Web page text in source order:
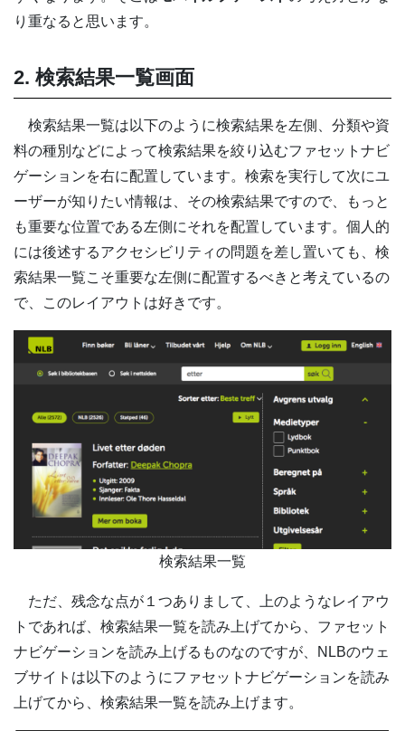
り重なると思います。
2. 検索結果一覧画面
検索結果一覧は以下のように検索結果を左側、分類や資
料の種別などによって検索結果を絞り込むファセットナビ
ゲーションを右に配置しています。検索を実行して次にユ
ーザーが知りたい情報は、その検索結果ですので、もっと
も重要な位置である左側にそれを配置しています。個人的
には後述するアクセシビリティの問題を差し置いても、検
索結果一覧こそ重要な左側に配置するべきと考えているの
で、このレイアウトは好きです。
検索結果一覧
ただ、残念な点が１つありまして、上のようなレイアウ
トであれば、検索結果一覧を読み上げてから、ファセット
ナビゲーションを読み上げるものなのですが、NLBのウェ
ブサイトは以下のようにファセットナビゲーションを読み
上げてから、検索結果一覧を読み上げます。